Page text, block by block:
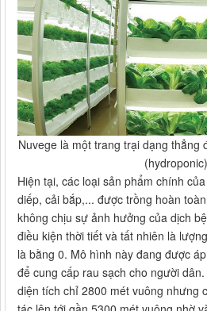
Nuvege là một trang trại dạng thẳng
Hiện tại, các loại sản phẩm chính
diếp, cải bắp,... được trồng hoàn
không chịu sự ảnh hưởng của dịch
điều kiện thời tiết và tất nhiên là
là bằng 0. Mô hình này đang được
để cung cấp rau sạch cho người
diện tích chỉ 2800 mét vuông nhưng